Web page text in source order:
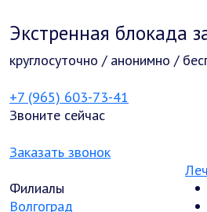
Экстренная блокада
круглосуточно / анонимно /
+7 (965) 603-73-41
Звоните сейчас
Заказать звонок
Филиалы
Волгоград